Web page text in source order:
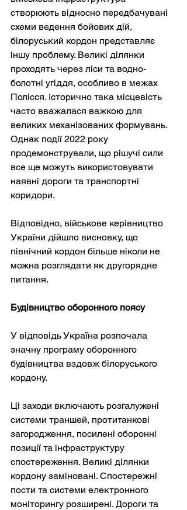
створюють відносно передбачувані
схеми ведення бойових дій,
білоруський кордон представляє
іншу проблему. Великі ділянки
проходять через ліси та водно-
болотні угіддя, особливо в межах
Полісся. Історично така місцевість
часто вважалася важкою для
великих механізованих формувань.
Однак події 2022 року
продемонстрували, що рішучі сили
все ще можуть використовувати
наявні дороги та транспортні
коридори.
Відповідно, військове керівництво
України дійшло висновку, що
північний кордон більше ніколи не
можна розглядати як другорядне
питання.
Будівництво оборонного поясу
У відповідь Україна розпочала
значну програму оборонного
будівництва вздовж білоруського
кордону.
Ці заходи включають розгалужені
системи траншей, протитанкові
загородження, посилені оборонні
позиції та інфраструктуру
спостереження. Великі ділянки
кордону заміновані. Спостережні
пости та системи електронного
моніторингу розширені. Дороги та